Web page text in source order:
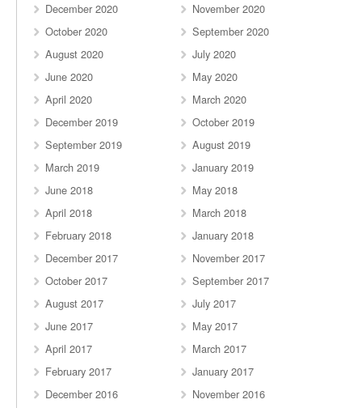
December 2020
November 2020
October 2020
September 2020
August 2020
July 2020
June 2020
May 2020
April 2020
March 2020
December 2019
October 2019
September 2019
August 2019
March 2019
January 2019
June 2018
May 2018
April 2018
March 2018
February 2018
January 2018
December 2017
November 2017
October 2017
September 2017
August 2017
July 2017
June 2017
May 2017
April 2017
March 2017
February 2017
January 2017
December 2016
November 2016